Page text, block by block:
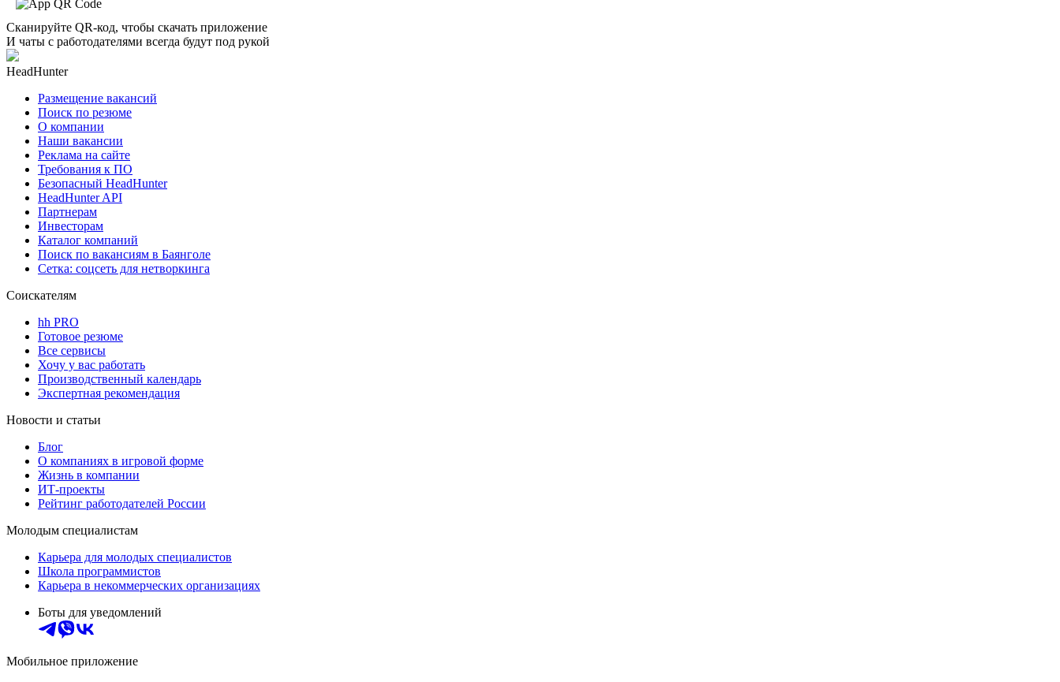
Сканируйте QR-код, чтобы скачать приложение
И чаты с работодателями всегда будут под рукой
HeadHunter
Размещение вакансий
Поиск по резюме
О компании
Наши вакансии
Реклама на сайте
Требования к ПО
Безопасный HeadHunter
HeadHunter API
Партнерам
Инвесторам
Каталог компаний
Поиск по вакансиям в Баянголе
Сетка: соцсеть для нетворкинга
Соискателям
hh PRO
Готовое резюме
Все сервисы
Хочу у вас работать
Производственный календарь
Экспертная рекомендация
Новости и статьи
Блог
О компаниях в игровой форме
Жизнь в компании
ИТ-проекты
Рейтинг работодателей России
Молодым специалистам
Карьера для молодых специалистов
Школа программистов
Карьера в некоммерческих организациях
Боты для уведомлений
Мобильное приложение